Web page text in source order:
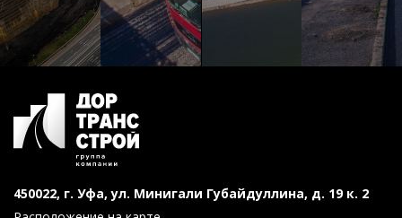
450022, г. Уфа, ул. Минигали Губайдуллина, д. 19 к. 2